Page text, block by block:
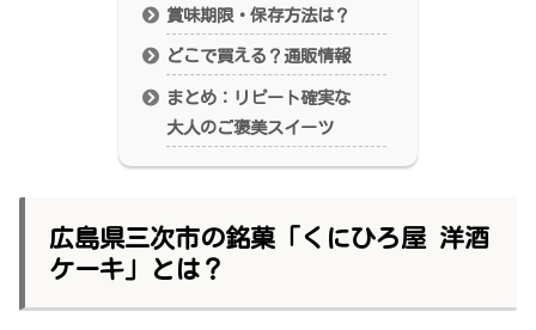
賞味期限・保存方法は？
どこで買える？通販情報
まとめ：リピート確実な
大人のご褒美スイーツ
広島県三次市の銘菓「くにひろ屋 洋酒
ケーキ」とは？